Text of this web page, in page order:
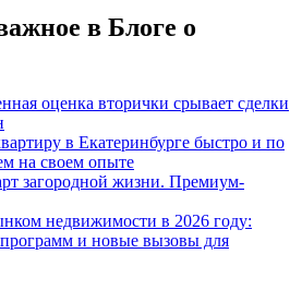
в Блоге о
оценка вторички срывает сделки
в Екатеринбурге быстро и по
на своем опыте
загородной жизни. Премиум-
недвижимости в 2026 году:
и новые вызовы для